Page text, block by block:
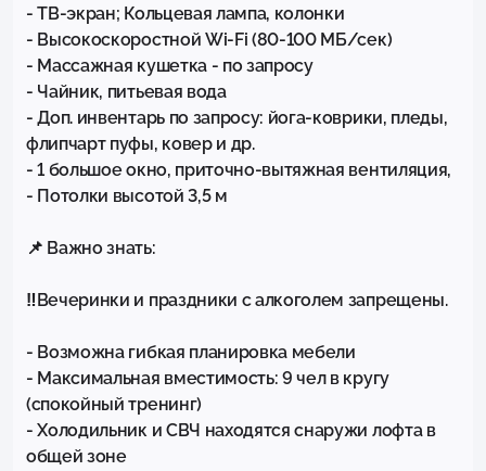
- ТВ-экран; Кольцевая лампа, колонки
- Высокоскоростной Wi-Fi (80-100 МБ/сек)
- Массажная кушетка - по запросу
- Чайник, питьевая вода
- Доп. инвентарь по запросу: йога-коврики, пледы,
флипчарт пуфы, ковер и др.
- 1 большое окно, приточно-вытяжная вентиляция,
- Потолки высотой 3,5 м
📌 Важно знать:
‼️Вечеринки и праздники с алкоголем запрещены.
- Возможна гибкая планировка мебели
- Максимальная вместимость: 9 чел в кругу
(спокойный тренинг)
- Холодильник и СВЧ находятся снаружи лофта в
общей зоне